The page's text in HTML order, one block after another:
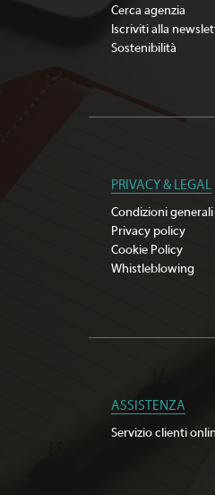
Cerca agenzia
Iscriviti alla
Sostenibilità
PRIVACY & LEGAL
Condizioni generali
Privacy policy
Cookie Policy
Whistleblowing
ASSISTENZA
Servizio clienti